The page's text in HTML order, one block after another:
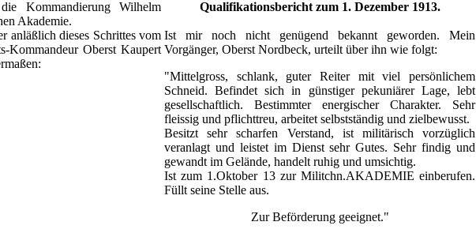
Kommandierung Wilhelm
Akademie.
anläßlich dieses Schrittes vom
Kommandeur Oberst Kaupert
Qualifikationsbericht zum 1. Dezember 1913.
Ist mir noch nicht genügend bekannt geworden. Mein
Vorgänger, Oberst Nordbeck, urteilt über ihn wie folgt:
"Mittelgross, schlank, guter Reiter mit viel persönlichem
Schneid. Befindet sich in günstiger pekuniärer Lage, lebt
gesellschaftlich. Bestimmter energischer Charakter. Sehr
fleissig und pflichttreu, arbeitet selbstständig und zielbewusst.
Besitzt sehr scharfen Verstand, ist militärisch vorzüglich
veranlagt und leistet im Dienst sehr Gutes. Sehr findig und
gewandt im Gelände, handelt ruhig und umsichtig.
Ist zum 1.Oktober 13 zur Militchn.AKADEMIE einberufen.
Füllt seine Stelle aus.
Zur Beförderung geeignet."